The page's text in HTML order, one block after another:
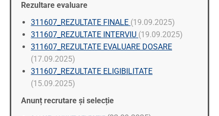
Rezultare evaluare
311607_REZULTATE FINALE (19.09.2025)
311607_REZULTATE INTERVIU (19.09.2025)
311607_REZULTATE EVALUARE DOSARE
(17.09.2025)
311607_REZULTATE ELIGIBILITATE
(15.09.2025)
Anunț recrutare și selecție